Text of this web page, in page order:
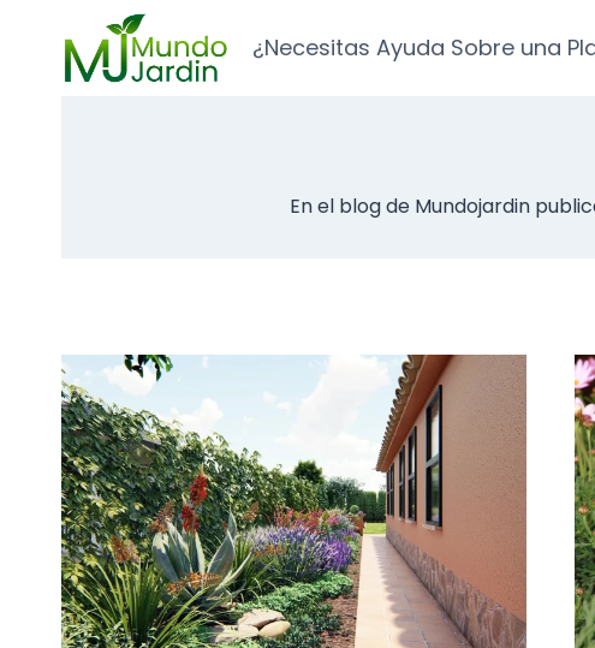
contenido
¿Necesitas Ayuda Sobre una
En el blog de Mundojardin